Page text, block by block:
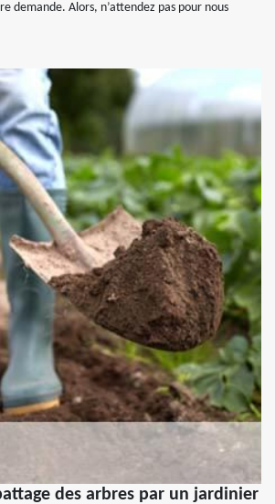
demande. Alors, n’attendez pas pour nous
des arbres par un jardinier